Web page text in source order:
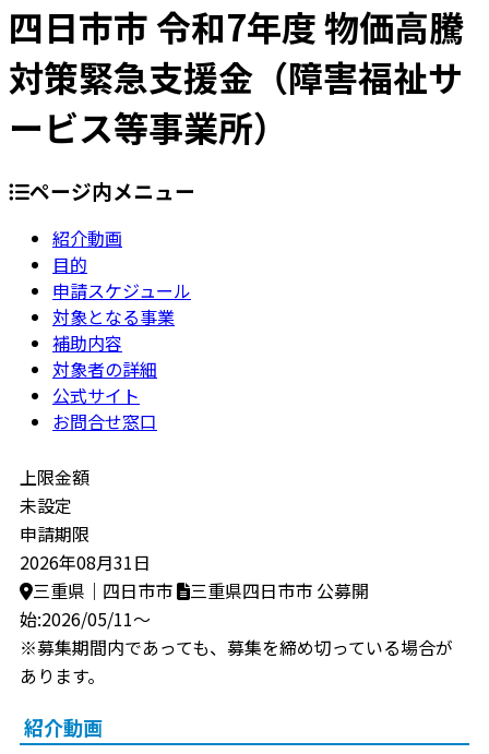
四日市市 令和7年度 物価高騰
対策緊急支援金（障害福祉サ
ービス等事業所）
ページ内メニュー
紹介動画
目的
申請スケジュール
対象となる事業
補助内容
対象者の詳細
公式サイト
お問合せ窓口
上限金額
未設定
申請期限
2026年08月31日
三重県｜四日市市
三重県四日市市 公募開
始:2026/05/11～
※募集期間内であっても、募集を締め切っている場合が
あります。
紹介動画